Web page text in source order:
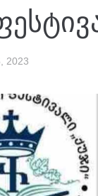
2023